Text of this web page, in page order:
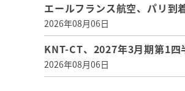
エールフランス航空、パリ到
2026年08月06日
KNT-CT、2027年3月期第1
2026年08月06日